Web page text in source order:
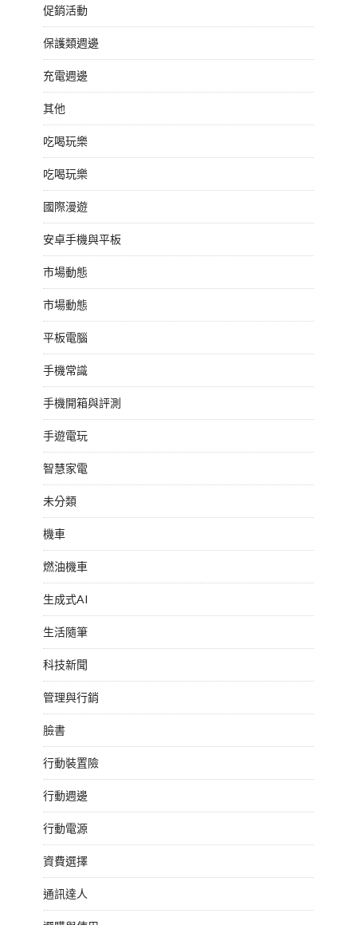
促銷活動
保護類週邊
充電週邊
其他
吃喝玩樂
吃喝玩樂
國際漫遊
安卓手機與平板
市場動態
市場動態
平板電腦
手機常識
手機開箱與評測
手遊電玩
智慧家電
未分類
機車
燃油機車
生成式AI
生活隨筆
科技新聞
管理與行銷
臉書
行動裝置險
行動週邊
行動電源
資費選擇
通訊達人